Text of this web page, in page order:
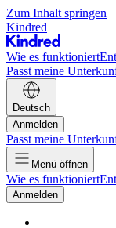
Zum Inhalt springen
Kindred
Wie es funktioniert
Passt meine
Deutsch
Anmelden
Passt meine
Menü öffnen
Wie es funktioniert
Anmelden